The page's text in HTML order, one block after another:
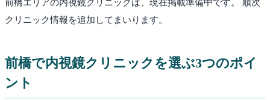
前橋エリアの内視鏡クリニックは、現在掲載準備中です。 順次
クリニック情報を追加してまいります。
前橋で内視鏡クリニックを選ぶ3つのポイ
ント